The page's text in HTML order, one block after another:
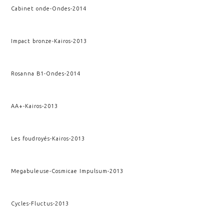
Cabinet onde-Ondes-2014
Impact bronze-Kairos-2013
Rosanna B1-Ondes-2014
AA+-Kairos-2013
Les foudroyés-Kairos-2013
Megabuleuse-Cosmicae Impulsum-2013
Cycles-Fluctus-2013